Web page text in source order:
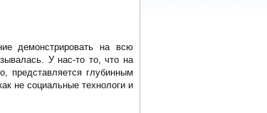
демонстрировать на всю
У нас-то то, что на
представляется глубинным
не социальные технологи и